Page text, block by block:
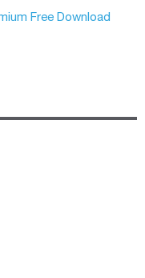
Frее Download